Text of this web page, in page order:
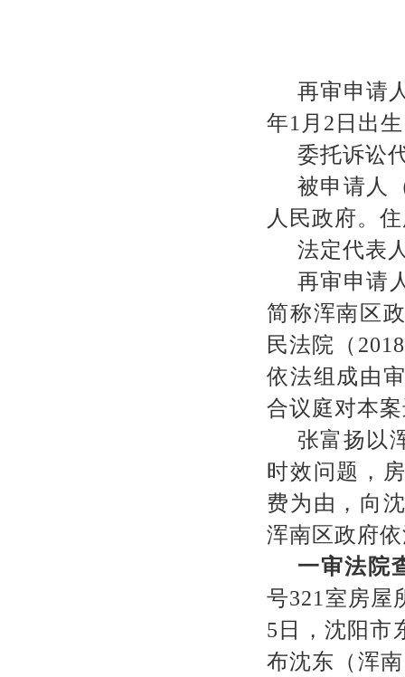
再审申请
年1 月 2 日出
委托诉讼
被申请人
人民政府。
法定代表
再审申请
简称浑南区
民法院（ 2018
依法组成由
合议庭对本
张富扬以
时效问题，
费为由，向
浑南区政府
一审法院
号321 室房屋
5 日，沈阳市
布沈东（浑